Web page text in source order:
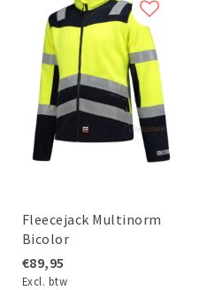
Fleecejack Multinorm
Bicolor
€89,95
Excl. btw